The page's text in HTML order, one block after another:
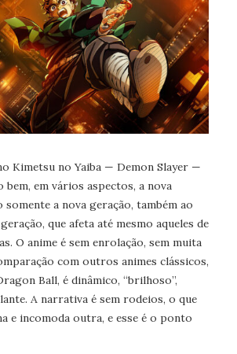
Kimetsu no Yaiba — Demon Slayer —
em vários aspectos, a nova
somente a nova geração, também ao
que afeta até mesmo aqueles de
O anime é sem enrolação, sem muita
com outros animes clássicos,
Ball, é dinâmico, “brilhoso”,
A narrativa é sem rodeios, o que
e incomoda outra, e esse é o ponto